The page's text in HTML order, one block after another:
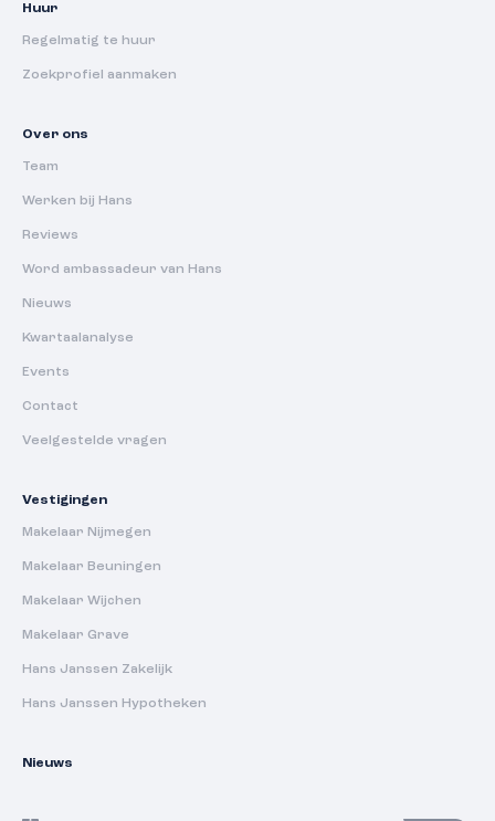
Huur
Regelmatig te huur
Zoekprofiel aanmaken
Over ons
Team
Werken bij Hans
Reviews
Word ambassadeur van Hans
Nieuws
Kwartaalanalyse
Events
Contact
Veelgestelde vragen
Vestigingen
Makelaar Nijmegen
Makelaar Beuningen
Makelaar Wijchen
Makelaar Grave
Hans Janssen Zakelijk
Hans Janssen Hypotheken
Nieuws